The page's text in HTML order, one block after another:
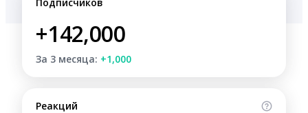
+142,000
За 3 месяца: +1,000
Реакций